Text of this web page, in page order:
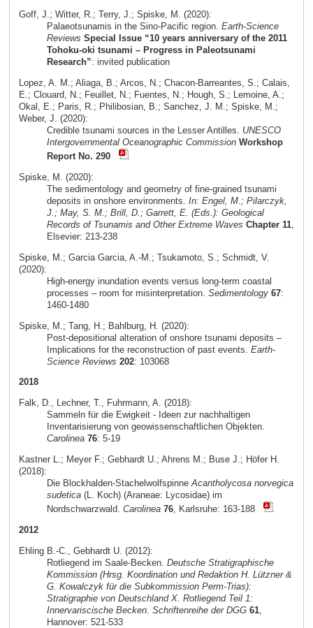
Goff, J.; Witter, R.; Terry, J.; Spiske, M. (2020):
Palaeotsunamis in the Sino-Pacific region. Earth-Science
Reviews Special Issue “10 years anniversary of the 2011
Tohoku-oki tsunami – Progress in Paleotsunami
Research”: invited publication
Lopez, A. M.; Aliaga, B.; Arcos, N.; Chacon-Barreantes, S.; Calais,
E.; Clouard, N.; Feuillet, N.; Fuentes, N.; Hough, S.; Lemoine, A.;
Okal, E.; Paris, R.; Philibosian, B.; Sanchez, J. M.; Spiske, M.;
Weber, J. (2020):
Credible tsunami sources in the Lesser Antilles. UNESCO
Intergovernmental Oceanographic Commission Workshop
Report No. 290
Spiske, M. (2020):
The sedimentology and geometry of fine-grained tsunami
deposits in onshore environments. In: Engel, M.; Pilarczyk,
J.; May, S. M.; Brill, D.; Garrett, E. (Eds.): Geological
Records of Tsunamis and Other Extreme Waves Chapter 11,
Elsevier: 213-238
Spiske, M.; Garcia Garcia, A.-M.; Tsukamoto, S.; Schmidt, V.
(2020):
High-energy inundation events versus long-term coastal
processes – room for misinterpretation. Sedimentology 67:
1460-1480
Spiske, M.; Tang, H.; Bahlburg, H. (2020):
Post-depositional alteration of onshore tsunami deposits –
Implications for the reconstruction of past events. Earth-
Science Reviews 202: 103068
2018
Falk, D., Lechner, T., Fuhrmann, A. (2018):
Sammeln für die Ewigkeit - Ideen zur nachhaltigen
Inventarisierung von geowissenschaftlichen Objekten.
Carolinea 76: 5-19
Kastner L.; Meyer F.; Gebhardt U.; Ahrens M.; Buse J.; Höfer H.
(2018):
Die Blockhalden-Stachelwolfspinne Acantholycosa norvegica
sudetica(L. Koch) (Araneae: Lycosidae) im
Nordschwarzwald. Carolinea 76, Karlsruhe: 163-188
2012
Ehling B.-C., Gebhardt U. (2012):
Rotliegend im Saale-Becken. Deutsche Stratigraphische
Kommission (Hrsg. Koordination und Redaktion H. Lützner &
G. Kowalczyk für die Subkommission Perm-Trias):
Stratigraphie von Deutschland X. Rotliegend Teil 1:
Innervariscische Becken. Schriftenreihe der DGG 61,
Hannover: 521-533